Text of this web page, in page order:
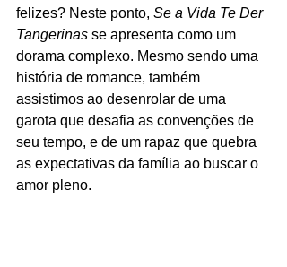
felizes? Neste ponto, Se a Vida Te Der
Tangerinas se apresenta como um
dorama complexo. Mesmo sendo uma
história de romance, também
assistimos ao desenrolar de uma
garota que desafia as convenções de
seu tempo, e de um rapaz que quebra
as expectativas da família ao buscar o
amor pleno.